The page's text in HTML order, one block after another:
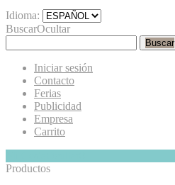
Idioma:
BuscarOcultar
Buscar
Iniciar sesión
Contacto
Ferias
Publicidad
Empresa
Carrito
Productos